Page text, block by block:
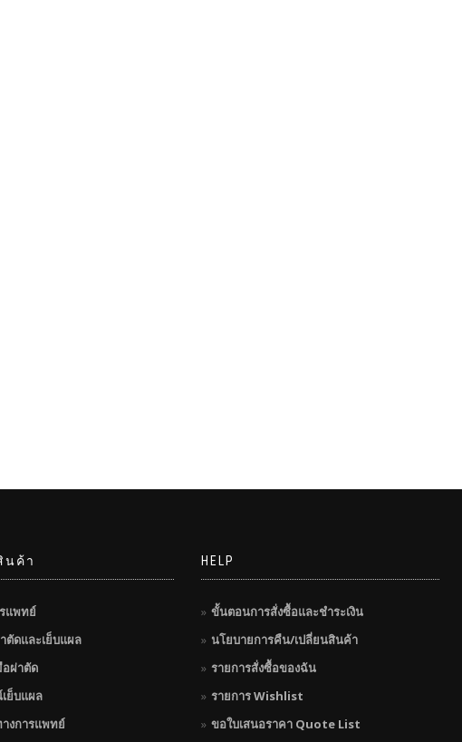
นค้า
แพทย์
ตัดและเย็บแผล
อผ่าตัด
ย็บแผล
งการแพทย์
HELP
ขั้นตอนการสั่งซื้อและชำระเงิน
นโยบายการคืน/เปลี่ยนสินค้า
รายการสั่งซื้อของฉัน
รายการ Wishlist
ขอใบเสนอราคา Quote List